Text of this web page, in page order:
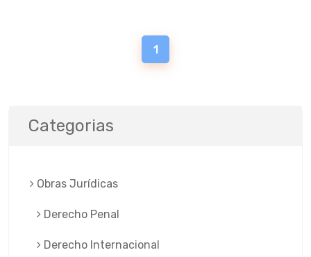
1
Categorias
Obras Jurí­dicas
Derecho Penal
Derecho Internacional